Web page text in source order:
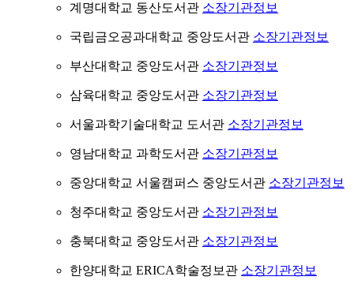
계명대학교 동산도서관 소장기관정보
국립금오공과대학교 중앙도서관 소장기관정보
부산대학교 중앙도서관 소장기관정보
삼육대학교 중앙도서관 소장기관정보
서울과학기술대학교 도서관 소장기관정보
영남대학교 과학도서관 소장기관정보
중앙대학교 서울캠퍼스 중앙도서관 소장기관정보
청주대학교 중앙도서관 소장기관정보
충북대학교 중앙도서관 소장기관정보
한양대학교 ERICA학술정보관 소장기관정보